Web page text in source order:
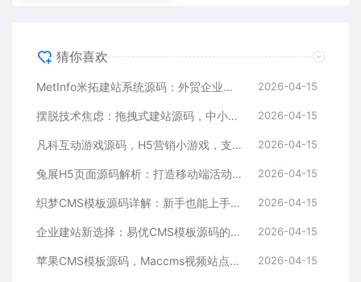
猜你喜欢
MetInfo米拓建站系统源码：外贸企业官网的高性价比之选，内置SEO省心落地 2026-04-15
摆脱技术焦虑：拖拽式建站源码，中小企业的数字化捷径 2026-04-15
凡科互动游戏源码，H5营销小游戏，支持自定义奖品与分享 2026-04-15
兔展H5页面源码解析：打造移动端活动邀请函与宣传页的利器 2026-04-15
织梦CMS模板源码详解：新手也能上手的DedeCMS二次开发与建站指南 2026-04-15
企业建站新选择：易优CMS模板源码的多语言与SEO优势 2026-04-15
苹果CMS模板源码，Maccms视频站点，影视资源站模板首选 2026-04-15